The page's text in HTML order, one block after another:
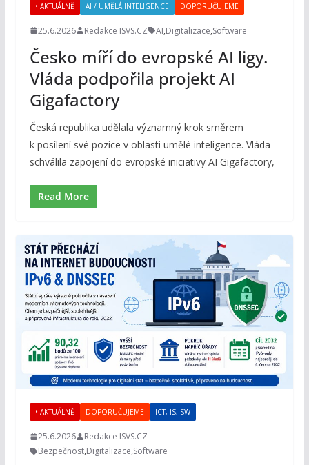
• AKTUÁLNĚ AI / UMĚLÁ INTELIGENCE DOPORUČUJEME
25.6.2026 Redakce ISVS.CZ AI,Digitalizace,Software
Česko míří do evropské AI ligy.
Vláda podpořila projekt AI
Gigafactory
Česká republika udělala významný krok směrem
k posílení své pozice v oblasti umělé inteligence. Vláda
schválila zapojení do evropské iniciativy AI Gigafactory,
Read More
• AKTUÁLNĚ DOPORUČUJEME ICT, IS, SW
25.6.2026
Redakce ISVS.CZ
Bezpečnost,Digitalizace,Software